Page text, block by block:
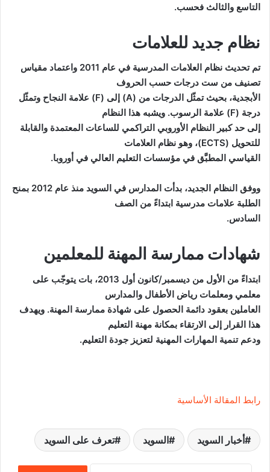
التاسع والثالث فحسب.
نظام جديد للعلامات
تم تحديث نظام العلامات المدرسية في عام 2011 واعتماد مقياس
تصنيف من ست درجات حسب الحروف
الأبجدية، بحيث تمثّل الدرجات من (A) إلى (F) علامة النجاح وتمثّل
درجة (F) علامة الرسوب. ويشبه هذا النظام
إلى حد كبير النظام الأوروبي التراكمي للساعات المعتمدة والقابلة
للتحويل (ECTS)، وهو نظام العلامات
القياسي المطبَّق في مؤسسات التعليم العالي في أوروبا.
ووفق النظام الجديد، بدأت المدارس في السويد منذ عام 2012 بمنح
الطلبة علامات مدرسية ابتداءً من الصف
السادس.
شهادات ممارسة المهنة للمعلمين
ابتداءً من الأول من ديسمبر/كانون أول 2013، بات يتوجّب على
معلمي ومعلمات رياض الأطفال والمدارس
العاملين بعقود دائمة الحصول على شهادة ممارسة المهنة. ويهدف
هذا القرار إلى الارتقاء بمكانة مهنة التعليم
ودعم تنمية المهارات المهنية لتعزيز جودة التعليم.
رابط المقالة الأساسية
أخبار السويد السويد تعرف على السويد